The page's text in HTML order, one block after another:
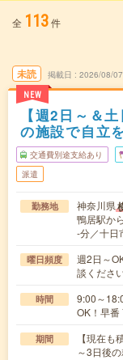
全 113件
未読
NEW
掲載日 2026/08/07
【週2日～＆
の施設で自立
交通費別途支給あり
派遣
勤務地 神奈川県
鴨居駅か
-分／十日
曜日頻度
週2日～
談くださ
時間
9:00～
OK！早
期間
【現在
～3日後